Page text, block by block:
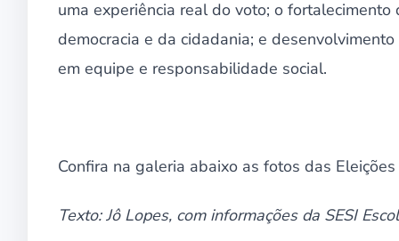
uma experiência real do voto; o
democracia e da cidadania; e
em equipe e responsabilidade social.
Confira na galeria abaixo as fotos das
Texto: Jô Lopes, com informações da SESI